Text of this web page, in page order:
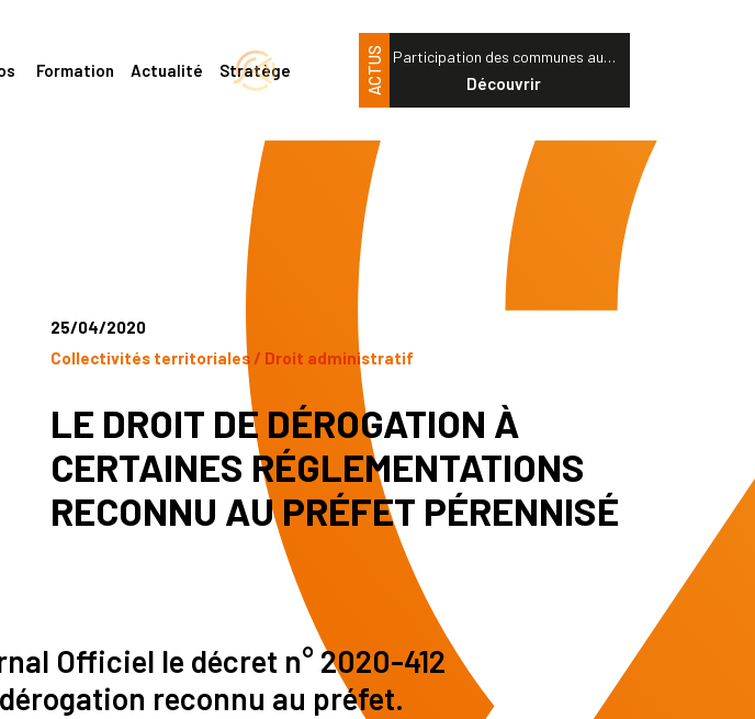
Formation Actualité Stratège ACTUS Participation des communes au…
Découvrir
25/04/2020
Collectivités territoriales / Droit administratif
LE DROIT DE DÉROGATION À
CERTAINES RÉGLEMENTATIONS
RECONNU AU PRÉFET PÉRENNISÉ
Officiel le décret n° 2020-412
reconnu au préfet.